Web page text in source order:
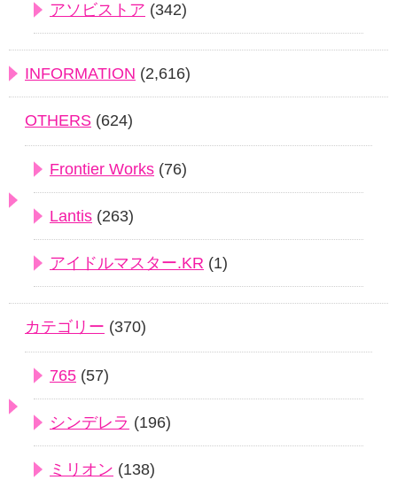
アソビストア (342)
INFORMATION (2,616)
OTHERS (624)
Frontier Works (76)
Lantis (263)
アイドルマスター.KR (1)
カテゴリー (370)
765 (57)
シンデレラ (196)
ミリオン (138)